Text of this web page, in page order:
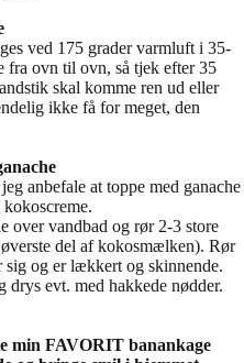
ved 175 grader varmluft i 35-
fra ovn til ovn, så tjek efter 35
skal komme ren ud eller
ikke få for meget, den
anbefale at toppe med ganache
over vandbad og rør 2-3 store
del af kokosmælken). Rør
sig og er lækkert og skinnende.
drys evt. med hakkede nødder.
min FAVORIT banankage